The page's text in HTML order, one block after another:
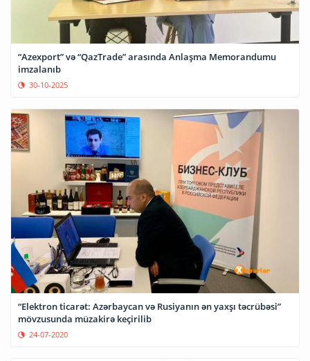
“Azexport” və “QazTrade” arasında Anlaşma Memorandumu
imzalanıb
30-10-2025
“Elektron ticarət: Azərbaycan və Rusiyanın ən yaxşı təcrübəsi”
mövzusunda müzakirə keçirilib
24-07-2020